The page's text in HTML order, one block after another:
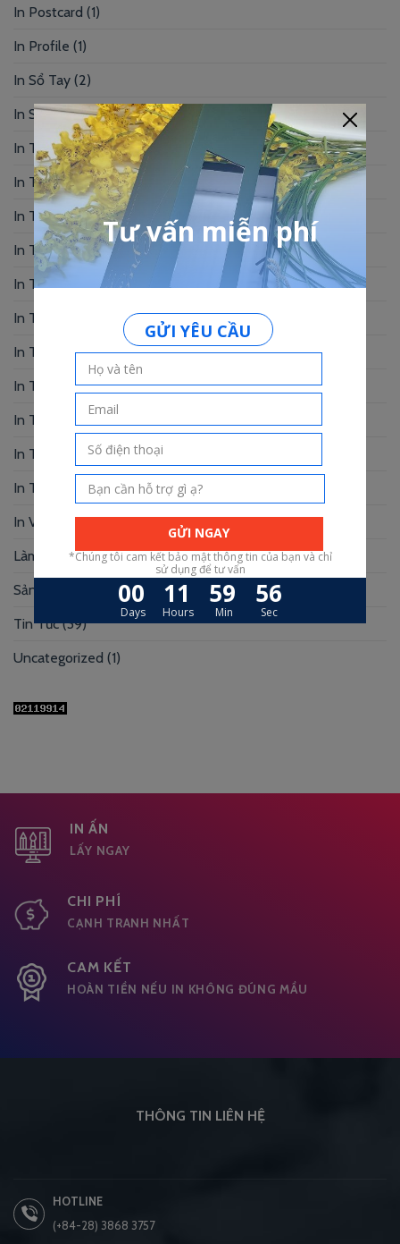
In Postcard (1)
In Profile (1)
In Sổ Tay (2)
In Standee – PP(2)
In Tag Treo(7)
In Thẻ Bài(2)
In Thẻ Nhân Viên(3)
In Thẻ Nhựa (34)
In Thiệp Chúc Mừng(6)
In Thiệp Cưới
In Thiệp Mời(6)
In Tờ Rơi
(1)
In Tranh
In Truyện Tranh(4)
In Túi Giấy
(10)
In Voucher(12)
Làm Hộp Đựng(30)
Sản xuất hộp mi
(3)
Tin Tức(39)
Uncategorized (1)
IN ẤN
LẤY NGAY
CHI PHÍ
CẠNH TRANH NHẤT
CAM KẾT
HOÀN TIỀN NẾU IN KHÔNG ĐÚNG MẦU
THÔNG TIN LIÊN HỆ
HOTLINE
(+84-28) 3868 3757